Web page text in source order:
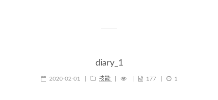
diary_1
2020-02-01 技能 177 1